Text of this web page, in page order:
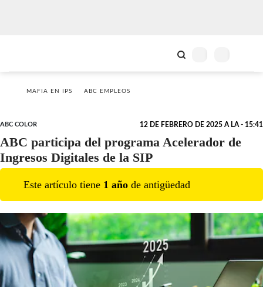
MAFIA EN IPS ABC EMPLEOS
ABC COLOR 12 DE FEBRERO DE 2025 A LA - 15:41
ABC participa del programa Acelerador de
Ingresos Digitales de la SIP
Este artículo tiene 1 año de antigüedad